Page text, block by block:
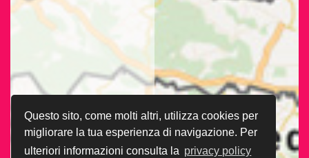
Questo sito, come molti altri, utilizza cookies per
migliorare la tua esperienza di navigazione. Per
ulteriori informazioni consulta la privacy policy